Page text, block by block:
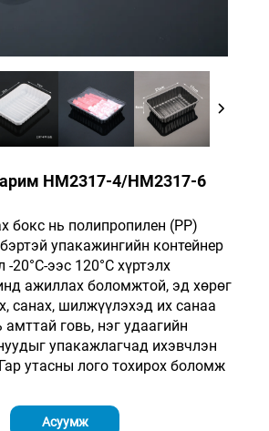
HM2317-4/HM2317-6
бокс нь полипропилен (PP)
упакажингийн контейнер
20°C-ээс 120°C хүртэлх
ажиллах боломжтой, эд хөрөг
санах, шилжүүлэхэд их санаа
амттай говь, нэг удаагийн
упакажлагчад ихэвчлэн
утасны лого тохирох боломж
Асуумж